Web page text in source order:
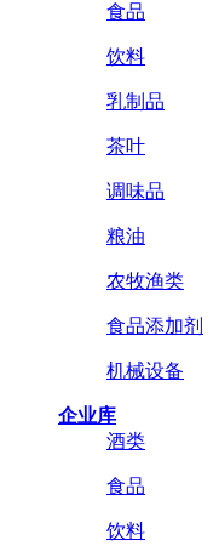
食品
饮料
乳制品
茶叶
调味品
粮油
农牧渔类
食品添加剂
机械设备
企业库
酒类
食品
饮料